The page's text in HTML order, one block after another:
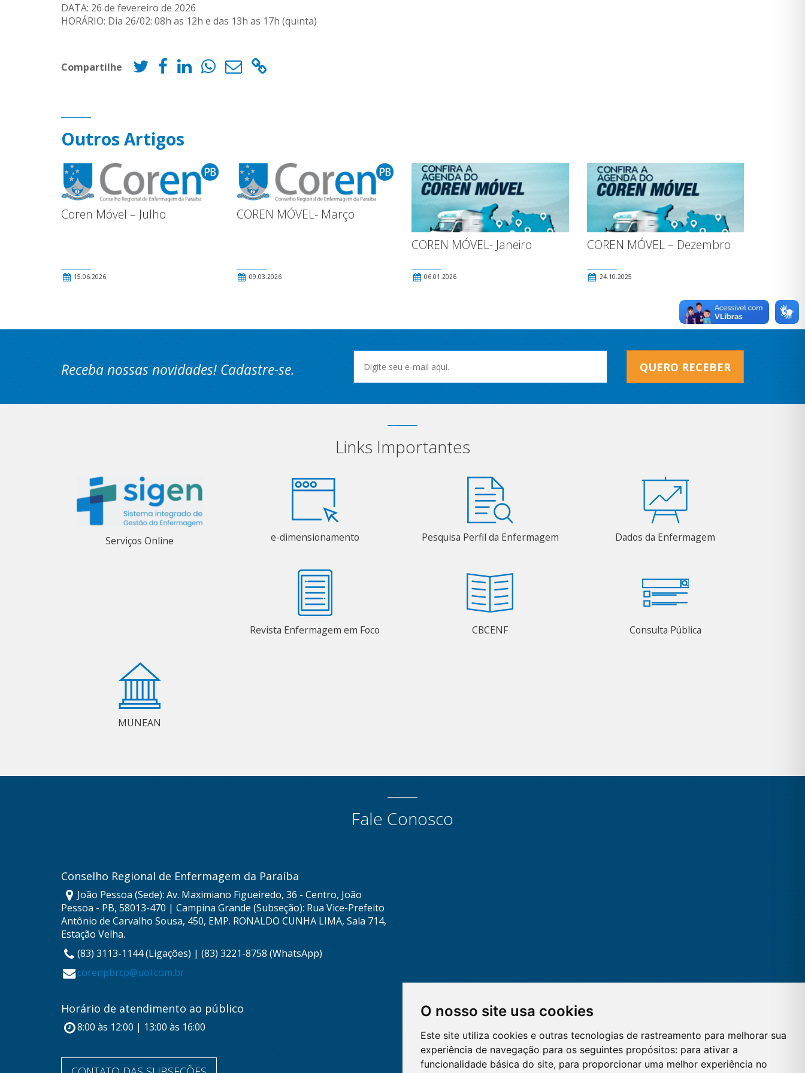
O nosso site usa cookies
Este site utiliza cookies e outras tecnologias de rastreamento para melhorar sua
experiência de navegação para os seguintes propósitos: para ativar a
funcionalidade básica do site, para proporcionar uma melhor experiência no
DATA: 26 de fevereiro de 2026
HORÁRIO: Dia 26/02: 08h as 12h e das 13h as 17h (quinta)
Compartilhe
Outros Artigos
Coren Móvel – Julho
15.06.2026
COREN MÓVEL- Março
09.03.2026
COREN MÓVEL- Janeiro
06.01.2026
COREN MÓVEL – Dezembro
24.10.2025
Receba nossas novidades! Cadastre-se. QUERO RECEBER
Links Importantes
Serviços Online e-dimensionamento Pesquisa Perfil da Enfermagem Dados da Enfermagem
Revista Enfermagem em Foco CBCENF Consulta Pública
MUNEAN
Fale Conosco
Conselho Regional de Enfermagem da Paraíba
João Pessoa (Sede): Av. Maximiano Figueiredo, 36 - Centro, João
Pessoa - PB, 58013-470 | Campina Grande (Subseção): Rua Vice-Prefeito
Antônio de Carvalho Sousa, 450, EMP. RONALDO CUNHA LIMA, Sala 714,
Estação Velha.
(83) 3113-1144 (Ligações) | (83) 3221-8758 (WhatsApp)
corenpbrcp@uol.com.br
Horário de atendimento ao público
8:00 às 12:00 | 13:00 às 16:00